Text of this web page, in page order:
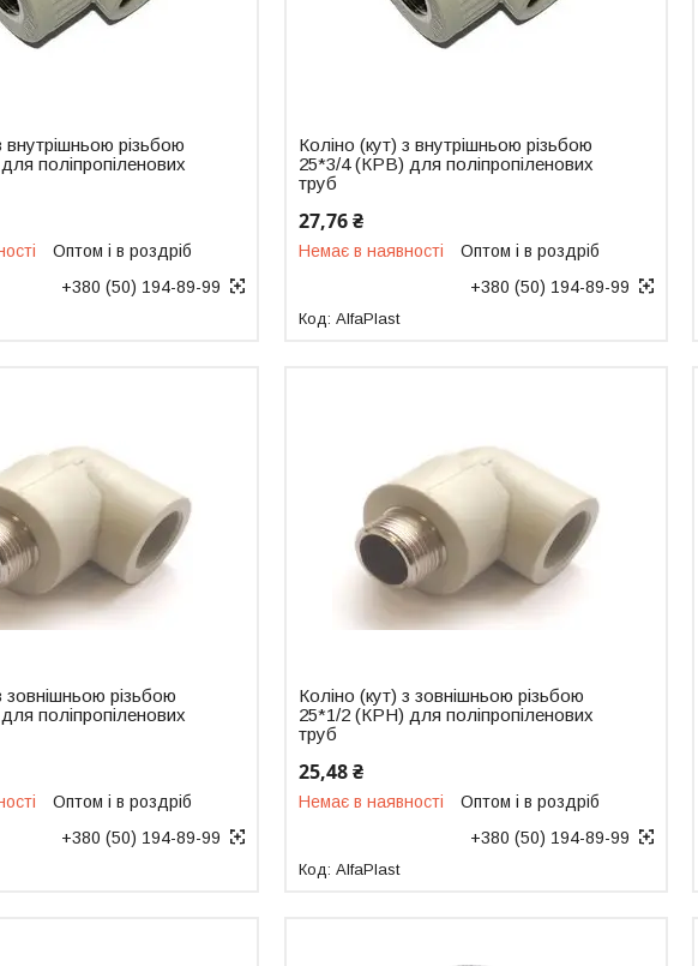
внутрішньою різьбою
поліпропіленових
Оптом і в роздріб
+380 (50) 194-89-99
Коліно (кут) з внутрішньою різьбою
25*3/4 (КРВ) для поліпропіленових
труб
27,76 ₴
Немає в наявності
Оптом і в роздріб
+380 (50) 194-89-99
AlfaPlast
зовнішньою різьбою
поліпропіленових
Оптом і в роздріб
+380 (50) 194-89-99
Коліно (кут) з зовнішньою різьбою
25*1/2 (КРН) для поліпропіленових
труб
25,48 ₴
Немає в наявності
Оптом і в роздріб
+380 (50) 194-89-99
AlfaPlast